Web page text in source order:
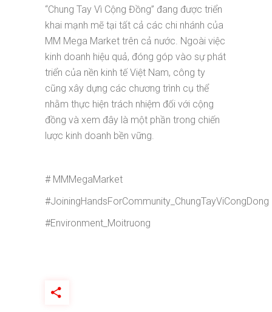
“Chung Tay Vì Cộng Đồng” đang được triển
khai mạnh mẽ tại tất cả các chi nhánh của
MM Mega Market trên cả nước. Ngoài việc
kinh doanh hiệu quả, đóng góp vào sự phát
triển của nền kinh tế Việt Nam, công ty
cũng xây dựng các chương trình cụ thể
nhằm thực hiện trách nhiệm đối với cộng
đồng và xem đây là một phần trong chiến
lược kinh doanh bền vững.
# MMMegaMarket
#JoiningHandsForCommunity_ChungTayViCongDong
#Environment_Moitruong